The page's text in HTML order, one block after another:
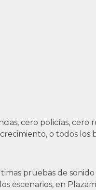
cero policías, cero
o todos
pruebas de
escenarios, en